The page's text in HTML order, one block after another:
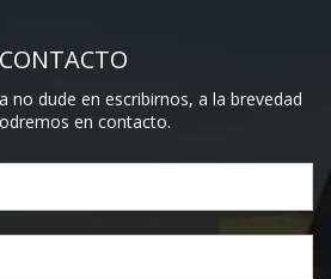
CONTACTO
no dude en escribirnos, a la brevedad
en contacto.